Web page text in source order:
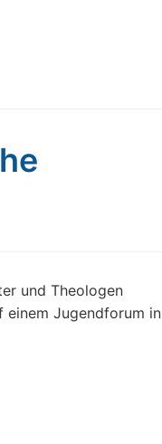
und Theologen
einem Jugendforum in